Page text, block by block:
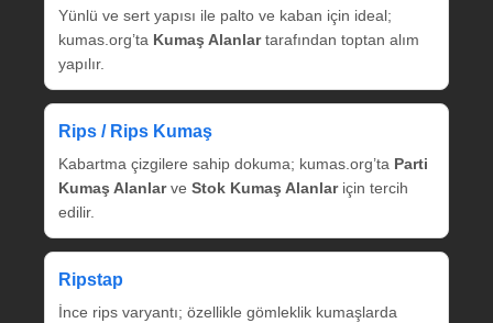
Yünlü ve sert yapısı ile palto ve kaban için ideal;
kumas.org’ta Kumaş Alanlartarafından toptan alım
yapılır.
Rips / Rips Kumaş
Kabartma çizgilere sahip dokuma; kumas.org’ta Parti
Kumaş Alanlarve Stok Kumaş Alanlariçin tercih
edilir.
Ripstap
İnce rips varyantı; özellikle gömleklik kumaşlarda